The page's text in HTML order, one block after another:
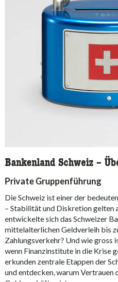
Bankenland Schweiz –
Private Gruppenführung
Die Schweiz ist einer der
– Stabilität und Diskretion gelten
entwickelte sich das Schweizer
mittelalterlichen Geldverleih bis
Zahlungsverkehr? Und wie gross
wenn Finanzinstitute in die Krise
erkunden zentrale Etappen der
und entdecken, warum